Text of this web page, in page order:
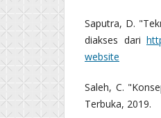
Saputra, D.
diakses dari
website
Saleh, C.
Terbuka, 2019.